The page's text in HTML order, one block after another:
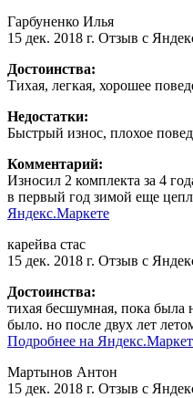
Гарбуненко Илья
15 дек. 2018 г. Отзыв с
Достоинства:
Тихая, легкая, хорошее
Недостатки:
Быстрый износ, плохое
Комментарий:
Износил 2 комплекта за 4
в первый год зимой еще
Яндекс.Маркете
карейва стас
15 дек. 2018 г. Отзыв с
Достоинства:
тихая бесшумная, пока была
было. но после двух лет
Подробнее на
Мартынов Антон
15 дек. 2018 г. Отзыв с